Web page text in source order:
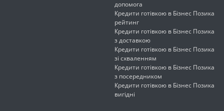
допомога
Кредити готівкою в Бізнес Позика
рейтинг
Кредити готівкою в Бізнес Позика
з доставкою
Кредити готівкою в Бізнес Позика
зі схваленням
Кредити готівкою в Бізнес Позика
з посередником
Кредити готівкою в Бізнес Позика
вигідні